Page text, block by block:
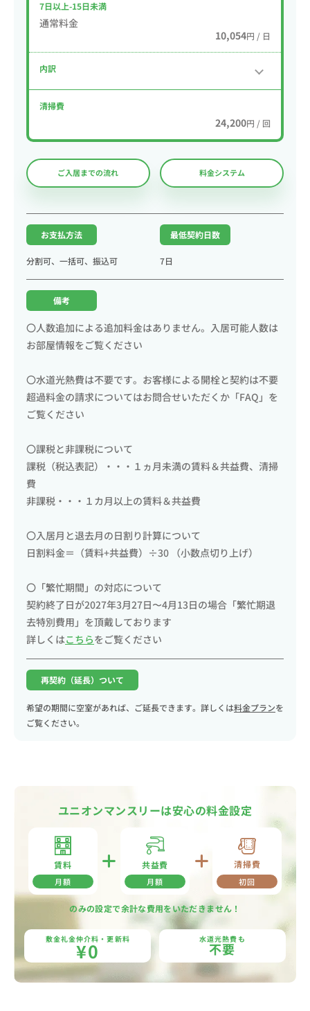
7日以上-15日未満
通常料金
10,054円 / 日
内訳
清掃費
24,200円 / 回
ご入居までの流れ 料金システム
お支払方法
分割可、一括可、振込可
最低契約日数
7日
備考
〇人数追加による追加料金はありません。入居可能人数は
お部屋情報をご覧ください
〇水道光熱費は不要です。お客様による開栓と契約は不要
超過料金の請求についてはお問合せいただくか「FAQ」を
ご覧ください
〇課税と非課税について
課税（税込表記）・・・１ヵ月未満の賃料＆共益費、清掃
費
非課税・・・１カ月以上の賃料＆共益費
〇入居月と退去月の日割り計算について
日割料金＝（賃料+共益費）÷30 （小数点切り上げ）
〇「繁忙期間」の対応について
契約終了日が2027年3月27日〜4月13日の場合「繁忙期退
去特別費用」を頂戴しております
詳しくはこちらをご覧ください
再契約（延長）ついて
希望の期間に空室があれば、ご延長できます。詳しくは料金プランを
ご覧ください。
ユニオンマンスリーは安心の料金設定
賃料
月額
共益費
月額
清掃費
初回
のみの設定で余計な費用をいただきません！
敷金礼金仲介料・更新料
¥0 水道光熱費も
不要